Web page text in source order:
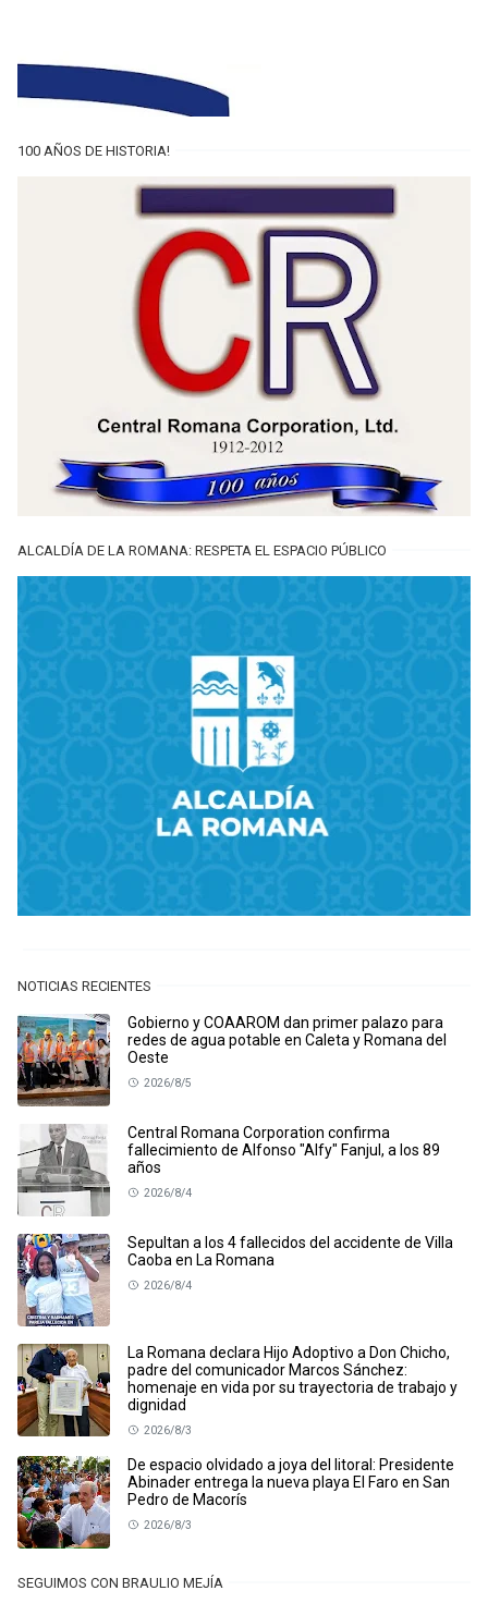
100 AÑOS DE HISTORIA!
ALCALDÍA DE LA ROMANA: RESPETA EL ESPACIO PÚBLICO
NOTICIAS RECIENTES
Gobierno y COAAROM dan primer palazo para
redes de agua potable en Caleta y Romana del
Oeste
2026/8/5
Central Romana Corporation confirma
fallecimiento de Alfonso "Alfy" Fanjul, a los 89
años
2026/8/4
Sepultan a los 4 fallecidos del accidente de Villa
Caoba en La Romana
2026/8/4
La Romana declara Hijo Adoptivo a Don Chicho,
padre del comunicador Marcos Sánchez:
homenaje en vida por su trayectoria de trabajo y
dignidad
2026/8/3
De espacio olvidado a joya del litoral: Presidente
Abinader entrega la nueva playa El Faro en San
Pedro de Macorís
2026/8/3
SEGUIMOS CON BRAULIO MEJÍA